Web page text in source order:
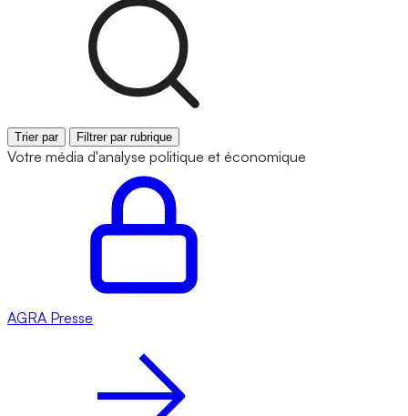
Trier par Filtrer par rubrique
Votre média d'analyse politique et économique
AGRA Presse